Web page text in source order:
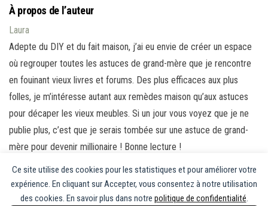
Ce site utilise des cookies pour les statistiques et pour améliorer votre
expérience. En cliquant sur Accepter, vous consentez à notre utilisation
des cookies. En savoir plus dans notre politique de confidentialité.
À propos de l’auteur
Laura
Adepte du DIY et du fait maison, j’ai eu envie de créer un espace
où regrouper toutes les astuces de grand-mère que je rencontre
en fouinant vieux livres et forums. Des plus efficaces aux plus
folles, je m’intéresse autant aux remèdes maison qu’aux astuces
pour décaper les vieux meubles. Si un jour vous voyez que je ne
publie plus, c’est que je serais tombée sur une astuce de grand-
mère pour devenir millionaire ! Bonne lecture !
Laisser un commentaire
Vous devezvous connecter pour publier un commentaire.